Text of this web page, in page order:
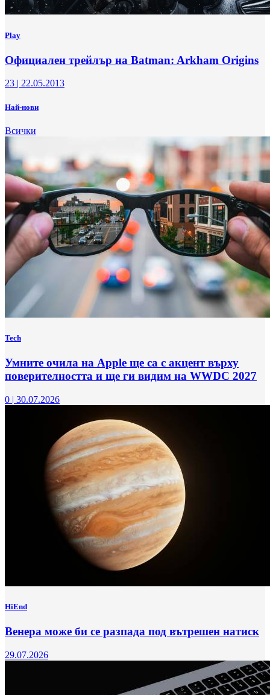
Play
Официален трейлър на Batman: Arkham Origins
23 | 22.05.2013
Най-нови
Всички
Tech
Умните очила на Apple ще са с акцент върху
поверителността и ще ги видим на WWDC 2027
0 | 30.07.2026
HiEnd
Венера може би се разпада под вътрешен натиск
29.07.2026